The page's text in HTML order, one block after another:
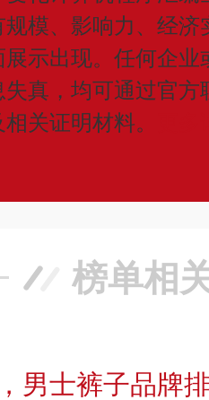
模、影响力、经
示出现。任何企
真，均可通过官
关证明材料。
榜单相
男士裤子品牌